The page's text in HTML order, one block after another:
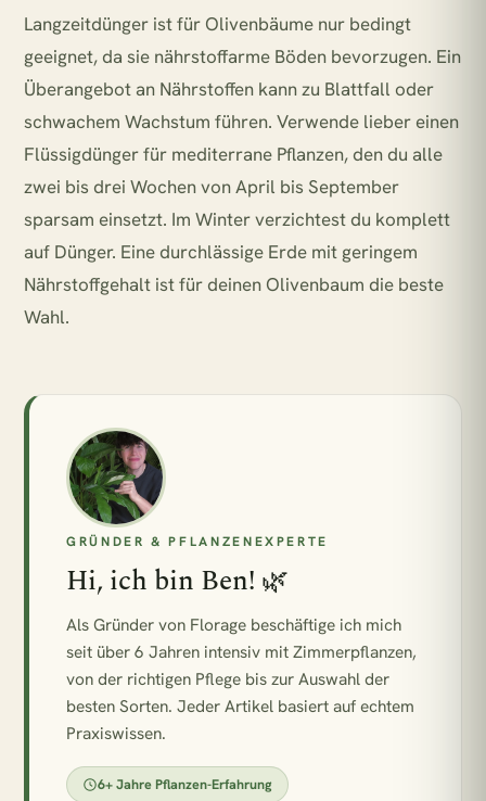
Langzeitdünger ist für Olivenbäume nur bedingt
geeignet, da sie nährstoffarme Böden bevorzugen. Ein
Überangebot an Nährstoffen kann zu Blattfall oder
schwachem Wachstum führen. Verwende lieber einen
Flüssigdünger für mediterrane Pflanzen, den du alle
zwei bis drei Wochen von April bis September
sparsam einsetzt. Im Winter verzichtest du komplett
auf Dünger. Eine durchlässige Erde mit geringem
Nährstoffgehalt ist für deinen Olivenbaum die beste
Wahl.
GRÜNDER & PFLANZENEXPERTE
Hi, ich bin Ben! 🌿
Als Gründer von Florage beschäftige ich mich
seit über 6 Jahren intensiv mit Zimmerpflanzen,
von der richtigen Pflege bis zur Auswahl der
besten Sorten. Jeder Artikel basiert auf echtem
Praxiswissen.
6+ Jahre Pflanzen-Erfahrung